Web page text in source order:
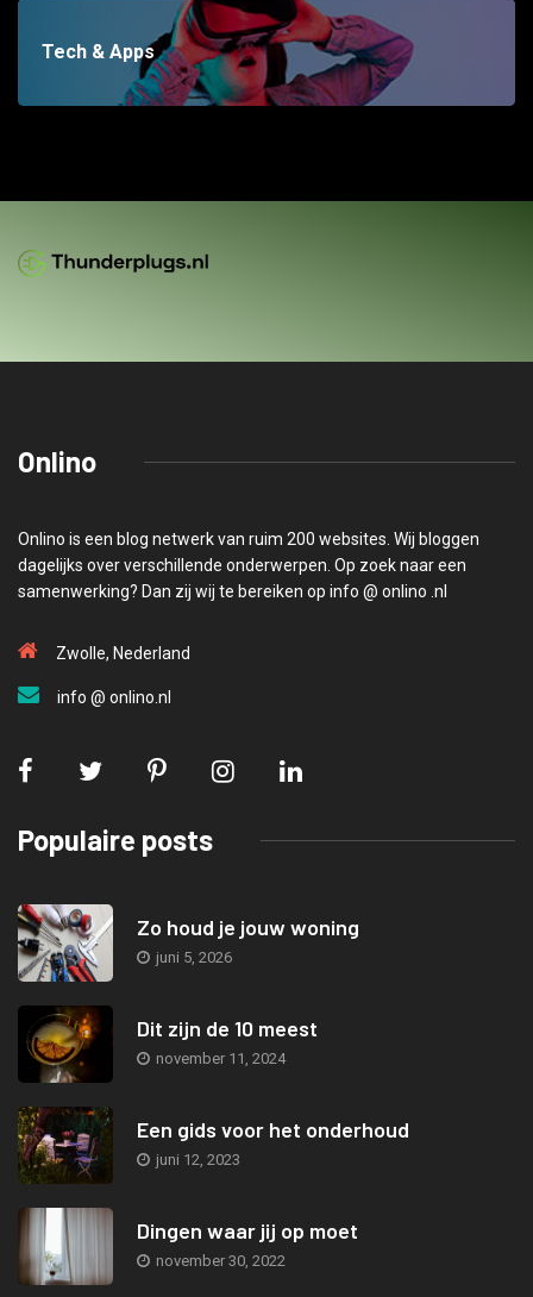
Tech & Apps
Onlino
Onlino is een blog netwerk van ruim 200 websites. Wij bloggen
dagelijks over verschillende onderwerpen. Op zoek naar een
samenwerking? Dan zij wij te bereiken op info @ onlino .nl
Zwolle, Nederland
info @ onlino.nl
Populaire posts
Zo houd je jouw woning
juni 5, 2026
Dit zijn de 10 meest
november 11, 2024
Een gids voor het onderhoud
juni 12, 2023
Dingen waar jij op moet
november 30, 2022